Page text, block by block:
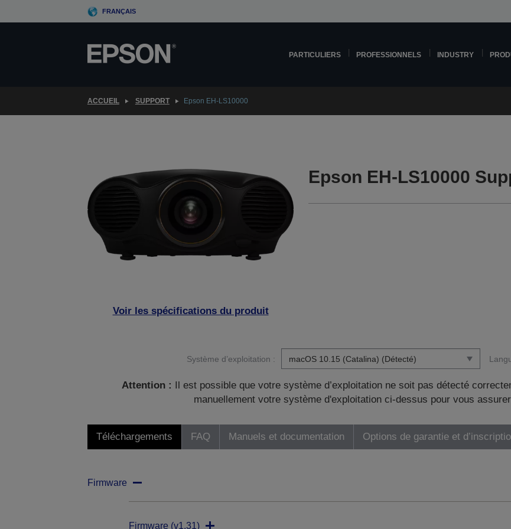
to
FRANÇAIS
PARTICULIERS PROFESSIONNELS INDUSTRY
ACCUEIL SUPPORT Epson EH-LS10000
Voir les spécifications du produit
Epson EH-LS10000
Système d’exploitation :
Attention :
Il est possible que votre système d’exploitation ne soit pas détecté
manuellement votre système d'exploitation ci-dessus pour vous
Téléchargements FAQ Manuels et documentation Options de garantie et
Firmware
Firmware (v1.31)